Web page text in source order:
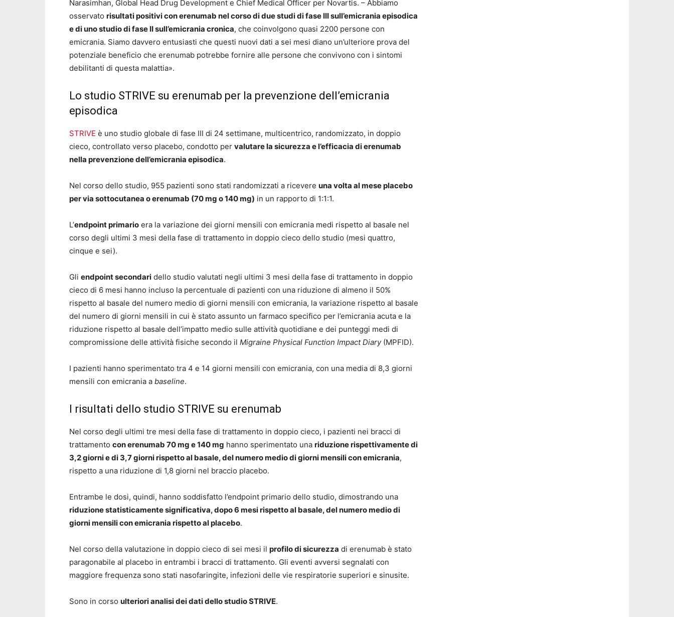
Narasimhan, Global Head Drug Development e Chief Medical Officer per Novartis. – Abbiamo
osservato risultati positivi con erenumab nel corso di due studi di fase III sull’emicrania episodica
e di uno studio di fase II sull’emicrania cronica, che coinvolgono quasi 2200 persone con
emicrania. Siamo davvero entusiasti che questi nuovi dati a sei mesi diano un’ulteriore prova del
potenziale beneficio che erenumab potrebbe fornire alle persone che convivono con i sintomi
debilitanti di questa malattia».
Lo studio STRIVE su erenumab per la prevenzione dell’emicrania
episodica
STRIVE è uno studio globale di fase III di 24 settimane, multicentrico, randomizzato, in doppio
cieco, controllato verso placebo, condotto per valutare la sicurezza e l’efficacia di erenumab
nella prevenzione dell’emicrania episodica.
Nel corso dello studio, 955 pazienti sono stati randomizzati a ricevere una volta al mese placebo
per via sottocutanea o erenumab (70 mg o 140 mg) in un rapporto di 1:1:1.
L’endpoint primario era la variazione dei giorni mensili con emicrania medi rispetto al basale nel
corso degli ultimi 3 mesi della fase di trattamento in doppio cieco dello studio (mesi quattro,
cinque e sei).
Gli endpoint secondari dello studio valutati negli ultimi 3 mesi della fase di trattamento in doppio
cieco di 6 mesi hanno incluso la percentuale di pazienti con una riduzione di almeno il 50%
rispetto al basale del numero medio di giorni mensili con emicrania, la variazione rispetto al basale
del numero di giorni mensili in cui è stato assunto un farmaco specifico per l’emicrania acuta e la
riduzione rispetto al basale dell’impatto medio sulle attività quotidiane e dei punteggi medi di
compromissione delle attività fisiche secondo il Migraine Physical Function Impact Diary(MPFID).
I pazienti hanno sperimentato tra 4 e 14 giorni mensili con emicrania, con una media di 8,3 giorni
mensili con emicrania a baseline.
I risultati dello studio STRIVE su erenumab
Nel corso degli ultimi tre mesi della fase di trattamento in doppio cieco, i pazienti nei bracci di
trattamento con erenumab 70 mg e 140 mg hanno sperimentato una riduzione rispettivamente di
3,2 giorni e di 3,7 giorni rispetto al basale, del numero medio di giorni mensili con emicrania,
rispetto a una riduzione di 1,8 giorni nel braccio placebo.
Entrambe le dosi, quindi, hanno soddisfatto l’endpoint primario dello studio, dimostrando una
riduzione statisticamente significativa, dopo 6 mesi rispetto al basale, del numero medio di
giorni mensili con emicrania rispetto al placebo.
Nel corso della valutazione in doppio cieco di sei mesi il profilo di sicurezza di erenumab è stato
paragonabile al placebo in entrambi i bracci di trattamento. Gli eventi avversi segnalati con
maggiore frequenza sono stati nasofaringite, infezioni delle vie respiratorie superiori e sinusite.
Sono in corso ulteriori analisi dei dati dello studio STRIVE.